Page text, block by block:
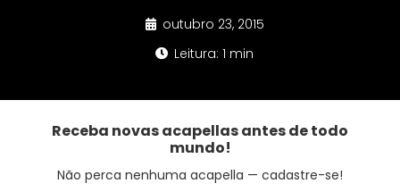
outubro 23, 2015
Leitura: 1 min
Receba novas acapellas antes de todo
mundo!
Não perca nenhuma acapella — cadastre-se!